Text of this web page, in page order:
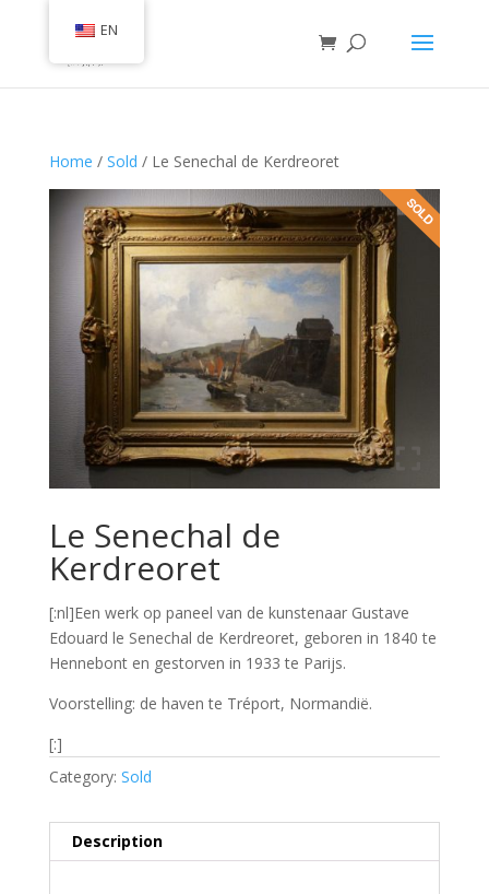
Home / Sold / Le Senechal de Kerdreoret
Le Senechal de
Kerdreoret
[:nl]Een werk op paneel van de kunstenaar Gustave
Edouard le Senechal de Kerdreoret, geboren in 1840 te
Hennebont en gestorven in 1933 te Parijs.
Voorstelling: de haven te Tréport, Normandië.
[:]
Category: Sold
Description
EN